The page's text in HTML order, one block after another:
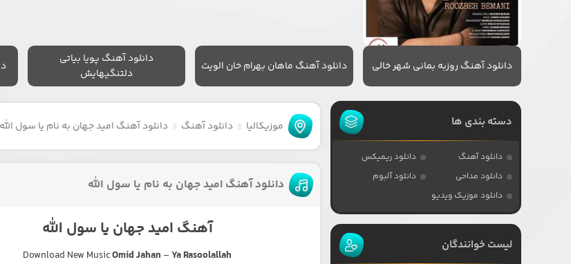
دانلود آهنگ روزبه بمانی شهر خالی دانلود آهنگ ماهان بهرام خان الویت
دانلود آهنگ پویا بیاتی
دلتنگیهایش
موزیکالیا دانلود آهنگ دانلود آهنگ امید جهان به نام یا سول الله
دانلود آهنگ امید جهان به نام یا سول الله
آهنگ امید جهان یا سول الله
Download New MusicOmid Jahan –Ya Rasoolallah
دسته بندی ها
دانلود آهنگ
دانلود ریمیکس
دانلود مداحی
دانلود آلبوم
دانلود موزیک ویدیو
لیست خوانندگان